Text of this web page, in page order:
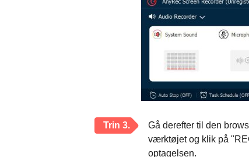
Trin 3.
Gå derefter til den
værktøjet og klik på
optagelsen.